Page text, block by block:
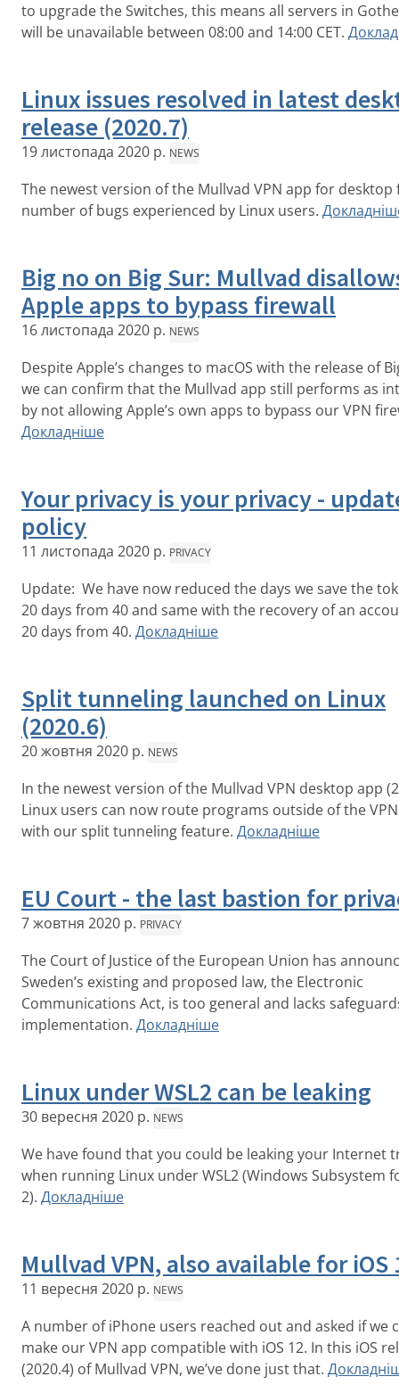
to upgrade the Switches, this means all servers in
will be unavailable between 08:00 and 14:00 CET.
Linux issues resolved in latest
release (2020.7)
19 листопада 2020 р. NEWS
The newest version of the Mullvad VPN app for desktop
number of bugs experienced by Linux users.
Big no on Big Sur: Mullvad
Apple apps to bypass firewall
16 листопада 2020 р. NEWS
Despite Apple’s changes to macOS with the release of
we can confirm that the Mullvad app still performs as
by not allowing Apple’s own apps to bypass our VPN
Докладніше
Your privacy is your privacy -
policy
11 листопада 2020 р. PRIVACY
Update: We have now reduced the days we save the
20 days from 40 and same with the recovery of an
20 days from 40. Докладніше
Split tunneling launched on Linux
(2020.6)
20 жовтня 2020 р. NEWS
In the newest version of the Mullvad VPN desktop app
Linux users can now route programs outside of the
with our split tunneling feature. Докладніше
EU Court - the last bastion for
7 жовтня 2020 р. PRIVACY
The Court of Justice of the European Union has
Sweden’s existing and proposed law, the Electronic
Communications Act, is too general and lacks
implementation. Докладніше
Linux under WSL2 can be leaking
30 вересня 2020 р. NEWS
We have found that you could be leaking your Internet
when running Linux under WSL2 (Windows Subsystem
2). Докладніше
Mullvad VPN, also available for iOS
11 вересня 2020 р. NEWS
A number of iPhone users reached out and asked if we
make our VPN app compatible with iOS 12. In this iOS
(2020.4) of Mullvad VPN, we’ve done just that.